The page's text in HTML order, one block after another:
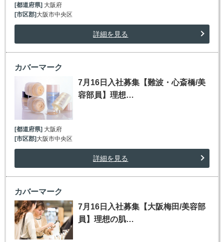
[都道府県]大阪府
[市区郡]大阪市中央区
詳細を見る
カバーマーク
7月16日入社募集【難波・心斎橋/美
容部員】理想…
[都道府県] 大阪府
[市区郡] 大阪市中央区
詳細を見る
カバーマーク
7月16日入社募集【大阪梅田/美容部
員】理想の肌…